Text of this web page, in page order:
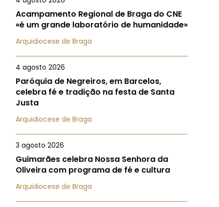
Acampamento Regional de Braga do CNE
«é um grande laboratório de humanidade»
Arquidiocese de Braga
4 agosto 2026
Paróquia de Negreiros, em Barcelos,
celebra fé e tradição na festa de Santa
Justa
Arquidiocese de Braga
3 agosto 2026
Guimarães celebra Nossa Senhora da
Oliveira com programa de fé e cultura
Arquidiocese de Braga